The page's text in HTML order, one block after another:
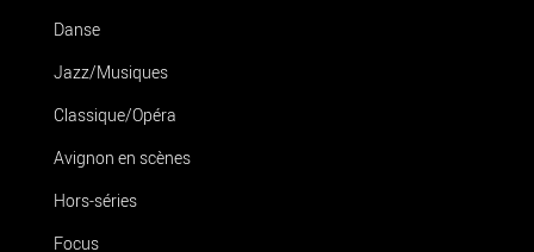
Danse
Jazz/Musiques
Classique/Opéra
Avignon en scènes
Hors-séries
Focus